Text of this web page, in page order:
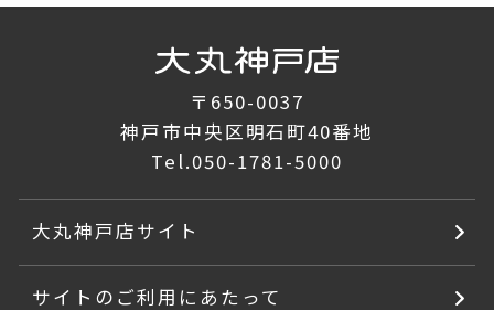
〒650-0037
神戸市中央区明石町40番地
Tel.050-1781-5000
大丸神戸店サイト
サイトのご利用にあたって